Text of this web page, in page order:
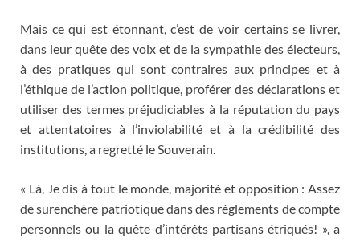
Mais ce qui est étonnant, c’est de voir certains se livrer,
dans leur quête des voix et de la sympathie des électeurs,
à des pratiques qui sont contraires aux principes et à
l’éthique de l’action politique, proférer des déclarations et
utiliser des termes préjudiciables à la réputation du pays
et attentatoires à l’inviolabilité et à la crédibilité des
institutions, a regretté le Souverain.
« Là, Je dis à tout le monde, majorité et opposition : Assez
de surenchère patriotique dans des règlements de compte
personnels ou la quête d’intérêts partisans étriqués! », a